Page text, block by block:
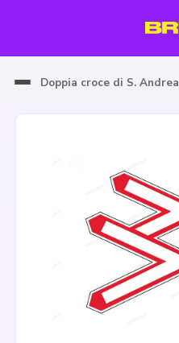
Doppia croce di S. Andrea